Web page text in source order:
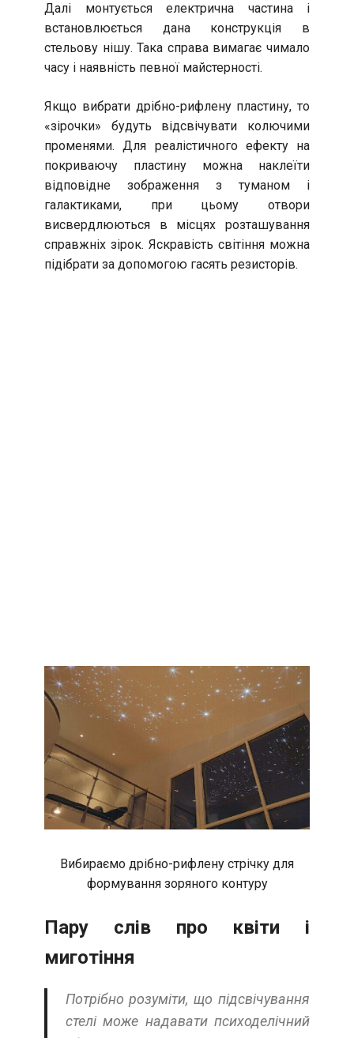
Далі монтується електрична частина і
встановлюється дана конструкція в
стельову нішу. Така справа вимагає чимало
часу і наявність певної майстерності.
Якщо вибрати дрібно-рифлену пластину, то
«зірочки» будуть відсвічувати колючими
променями. Для реалістичного ефекту на
покриваючу пластину можна наклеїти
відповідне зображення з туманом і
галактиками, при цьому отвори
висвердлюються в місцях розташування
справжніх зірок. Яскравість світіння можна
підібрати за допомогою гасять резисторів.
Вибираємо дрібно-рифлену стрічку для
формування зоряного контуру
Пару слів про квіти і
миготіння
Потрібно розуміти, що підсвічування
стелі може надавати психоделічний